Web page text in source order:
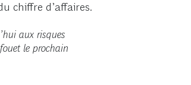
chiffre d’affaires.
aux risques
le prochain